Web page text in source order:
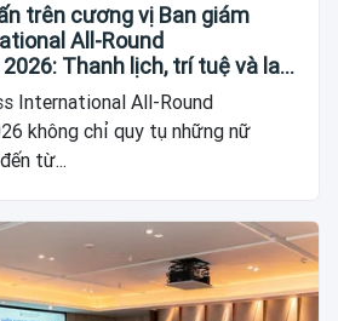
trên cương vị Ban giám
All-Round
Thanh lịch, trí tuệ và lan
phụ nữ hiện đại
International All-Round
không chỉ quy tụ những nữ
từ...